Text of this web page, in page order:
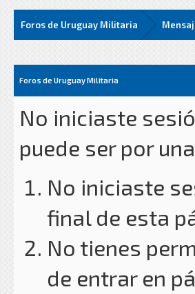
Foros de Uruguay Militaria
Foros de Uruguay Militaria
No iniciaste
puede ser por
No iniciaste
final de esta
No tienes
de entrar en